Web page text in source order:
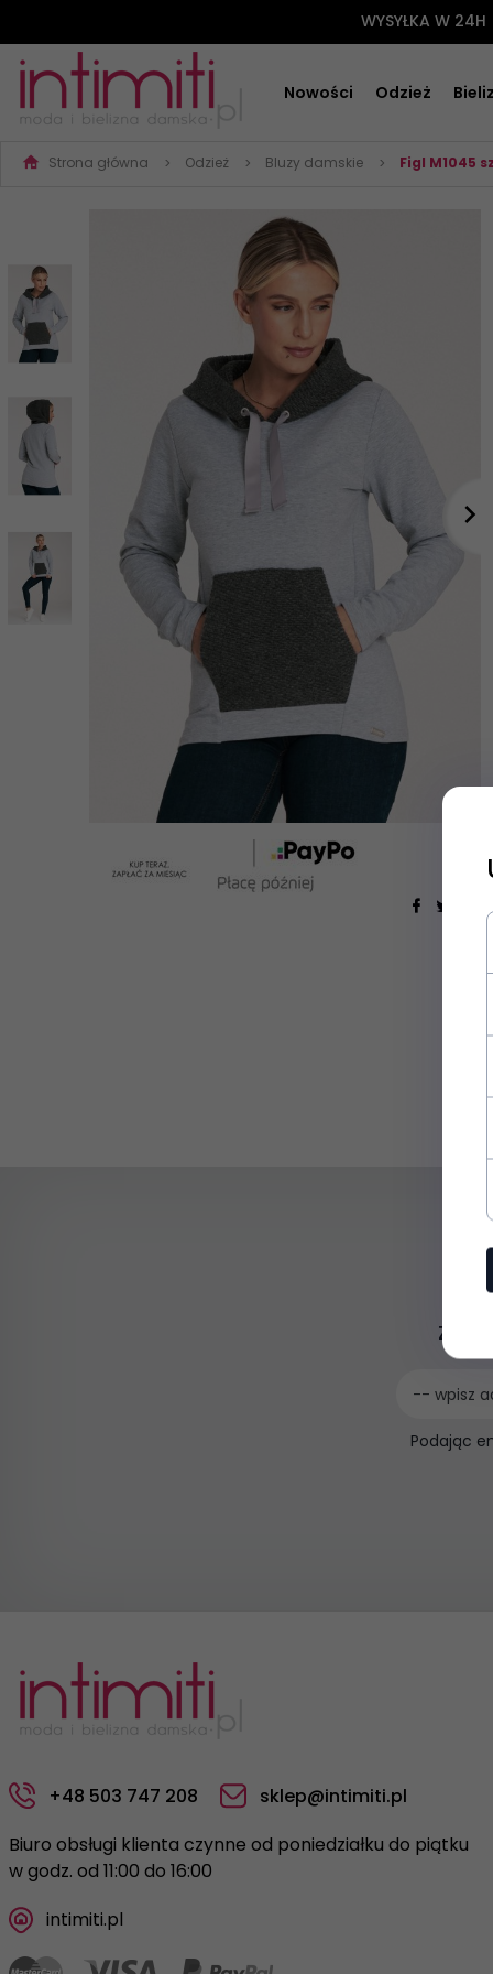
WYSYŁKA W 24H
Nowości Odzież
Strona główna Odzież Bluzy damskie Figl M1045
-- wpisz
Podając
+48 503 747 208
sklep@intimiti.pl
Biuro obsługi klienta czynne od poniedziałku do piątku
w godz. od 11:00 do 16:00
intimiti.pl